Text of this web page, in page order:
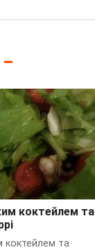
коктейлем та
коктейлем та